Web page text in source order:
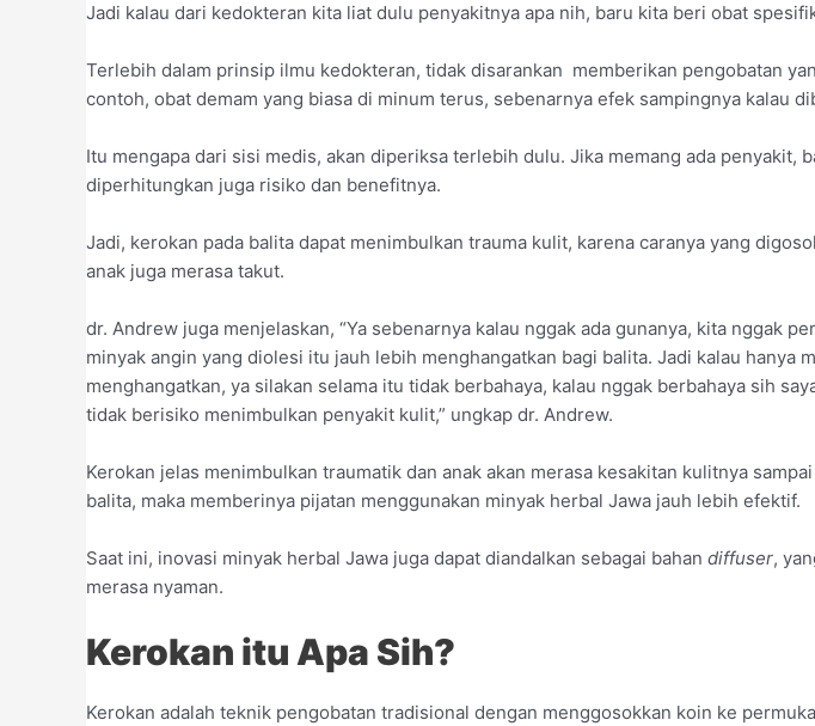
Jadi kalau dari kedokteran kita liat dulu penyakitnya apa nih, baru kita beri obat
Terlebih dalam prinsip ilmu kedokteran, tidak disarankan memberikan pengobatan
contoh, obat demam yang biasa di minum terus, sebenarnya efek sampingnya kalau
Itu mengapa dari sisi medis, akan diperiksa terlebih dulu. Jika memang ada
diperhitungkan juga risiko dan benefitnya.
Jadi, kerokan pada balita dapat menimbulkan trauma kulit, karena caranya yang
anak juga merasa takut.
dr. Andrew juga menjelaskan, “Ya sebenarnya kalau nggak ada gunanya, kita nggak
minyak angin yang diolesi itu jauh lebih menghangatkan bagi balita. Jadi kalau
menghangatkan, ya silakan selama itu tidak berbahaya, kalau nggak berbahaya sih
tidak berisiko menimbulkan penyakit kulit,” ungkap dr. Andrew.
Kerokan jelas menimbulkan traumatik dan anak akan merasa kesakitan kulitnya
balita, maka memberinya pijatan menggunakan minyak herbal Jawa jauh lebih efektif.
Saat ini, inovasi minyak herbal Jawa juga dapat diandalkan sebagai bahan diffuser,
merasa nyaman.
Kerokan itu Apa Sih?
Kerokan adalah teknik pengobatan tradisional dengan menggosokkan koin ke